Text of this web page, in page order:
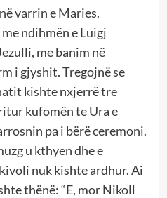
varrin e Maries.
ndihmën e Luigj
me banim në
i gjyshit. Tregojnë se
kishte nxjerrë tre
kufomën te Ura e
pa i bërë ceremoni.
u kthyen dhe e
nuk kishte ardhur. Ai
thënë: “E, mor Nikoll